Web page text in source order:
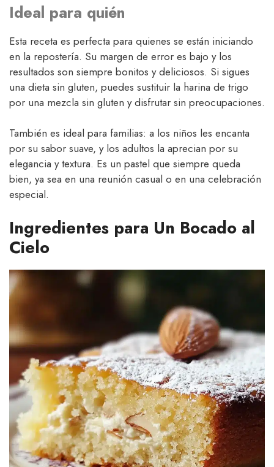
Ideal para quién
Esta receta es perfecta para quienes se están iniciando
en la repostería. Su margen de error es bajo y los
resultados son siempre bonitos y deliciosos. Si sigues
una dieta sin gluten, puedes sustituir la harina de trigo
por una mezcla sin gluten y disfrutar sin preocupaciones.
También es ideal para familias: a los niños les encanta
por su sabor suave, y los adultos la aprecian por su
elegancia y textura. Es un pastel que siempre queda
bien, ya sea en una reunión casual o en una celebración
especial.
Ingredientes para Un Bocado al
Cielo